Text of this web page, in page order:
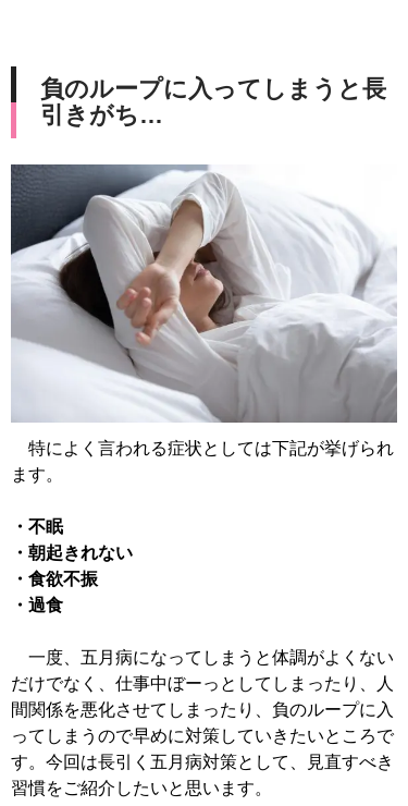
負のループに入ってしまうと長
引きがち…
特によく言われる症状としては下記が挙げられ
ます。
・不眠
・朝起きれない
・食欲不振
・過食
一度、五月病になってしまうと体調がよくない
だけでなく、仕事中ぼーっとしてしまったり、人
間関係を悪化させてしまったり、負のループに入
ってしまうので早めに対策していきたいところで
す。今回は長引く五月病対策として、見直すべき
習慣をご紹介したいと思います。